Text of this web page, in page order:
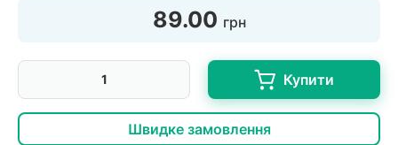
89.00 грн
Купити
Швидке замовлення